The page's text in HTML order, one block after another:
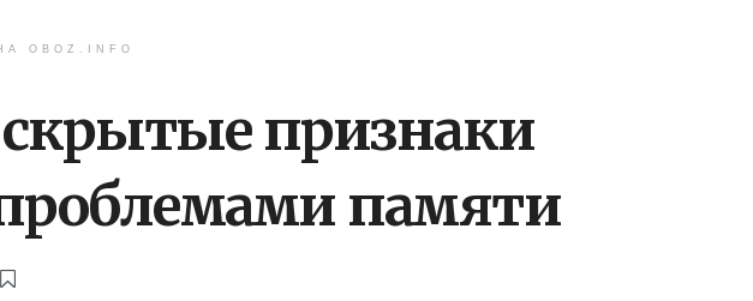
OBOZ.INFO
признаки
памяти